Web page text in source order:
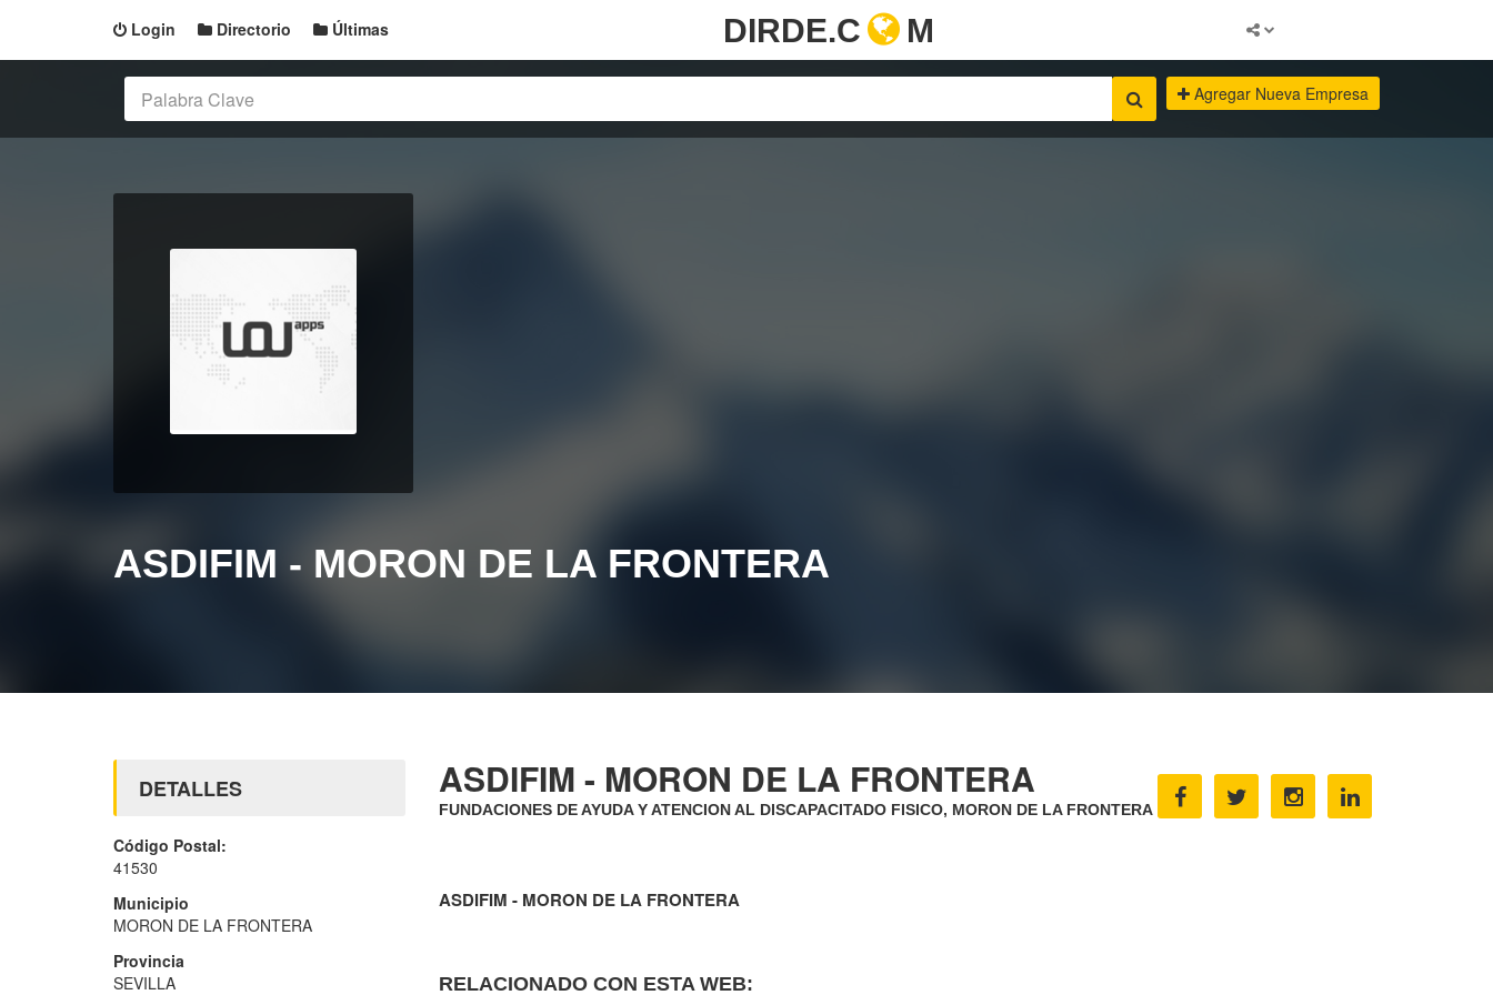
Login Directorio Últimas DIRDE.C M
Agregar Nueva Empresa
ASDIFIM - MORON DE LA FRONTERA
ASDIFIM - MORON DE LA FRONTERA
FUNDACIONES DE AYUDA Y ATENCION AL DISCAPACITADO FISICO, MORON DE LA FRONTERA
ASDIFIM - MORON DE LA FRONTERA
RELACIONADO CON ESTA WEB:
DETALLES
Código Postal:
41530
Municipio
MORON DE LA FRONTERA
Provincia
SEVILLA